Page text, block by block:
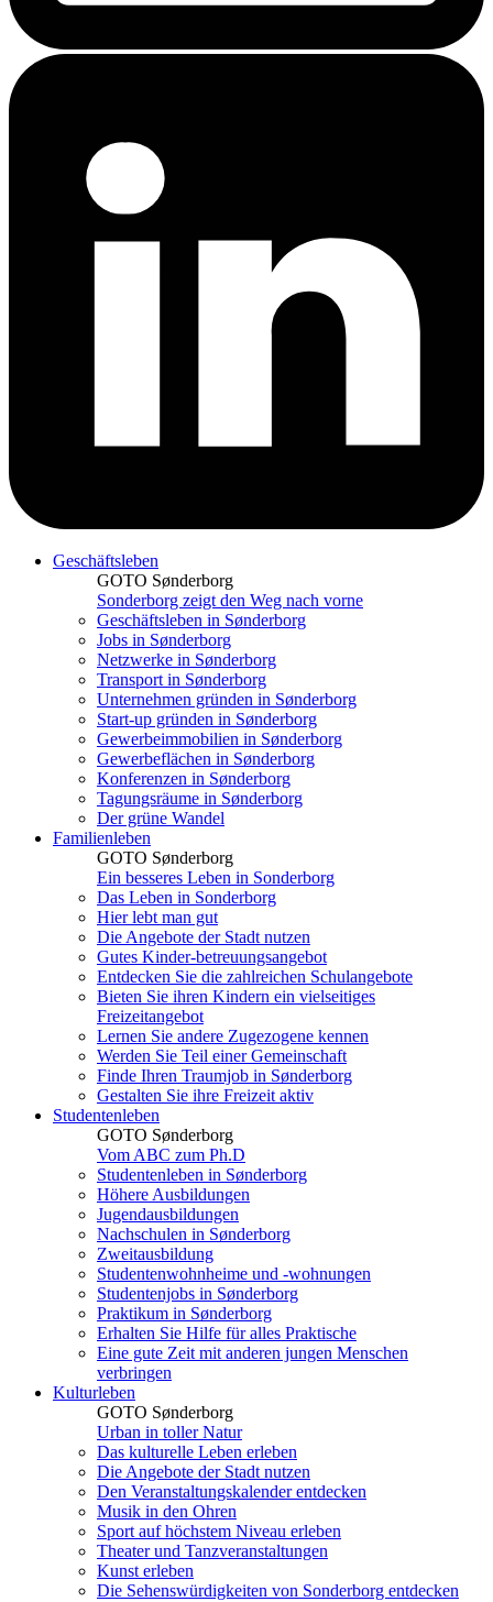
Geschäftsleben
GOTO Sønderborg
Sonderborg zeigt den Weg nach vorne
Geschäftsleben in Sønderborg
Jobs in Sønderborg
Netzwerke in Sønderborg
Transport in Sønderborg
Unternehmen gründen in Sønderborg
Start-up gründen in Sønderborg
Gewerbeimmobilien in Sønderborg
Gewerbeflächen in Sønderborg
Konferenzen in Sønderborg
Tagungsräume in Sønderborg
Der grüne Wandel
Familienleben
GOTO Sønderborg
Ein besseres Leben in Sonderborg
Das Leben in Sonderborg
Hier lebt man gut
Die Angebote der Stadt nutzen
Gutes Kinder-betreuungsangebot
Entdecken Sie die zahlreichen Schulangebote
Bieten Sie ihren Kindern ein vielseitiges
Freizeitangebot
Lernen Sie andere Zugezogene kennen
Werden Sie Teil einer Gemeinschaft
Finde Ihren Traumjob in Sønderborg
Gestalten Sie ihre Freizeit aktiv
Studentenleben
GOTO Sønderborg
Vom ABC zum Ph.D
Studentenleben in Sønderborg
Höhere Ausbildungen
Jugendausbildungen
Nachschulen in Sønderborg
Zweitausbildung
Studentenwohnheime und -wohnungen
Studentenjobs in Sønderborg
Praktikum in Sønderborg
Erhalten Sie Hilfe für alles Praktische
Eine gute Zeit mit anderen jungen Menschen
verbringen
Kulturleben
GOTO Sønderborg
Urban in toller Natur
Das kulturelle Leben erleben
Die Angebote der Stadt nutzen
Den Veranstaltungskalender entdecken
Musik in den Ohren
Sport auf höchstem Niveau erleben
Theater und Tanzveranstaltungen
Kunst erleben
Die Sehenswürdigkeiten von Sonderborg entdecken